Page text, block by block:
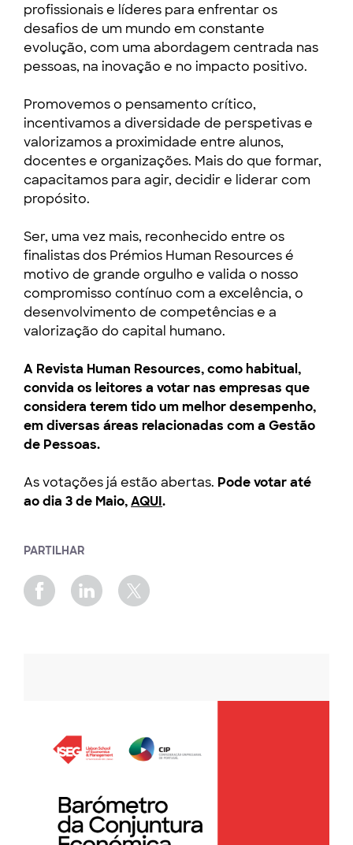
profissionais e líderes para enfrentar os
desafios de um mundo em constante
evolução, com uma abordagem centrada nas
pessoas, na inovação e no impacto positivo.
Promovemos o pensamento crítico,
incentivamos a diversidade de perspetivas e
valorizamos a proximidade entre alunos,
docentes e organizações. Mais do que formar,
capacitamos para agir, decidir e liderar com
propósito.
Ser, uma vez mais, reconhecido entre os
finalistas dos Prémios Human Resources é
motivo de grande orgulho e valida o nosso
compromisso contínuo com a excelência, o
desenvolvimento de competências e a
valorização do capital humano.
A Revista Human Resources, como habitual,
convida os leitores a votar nas empresas que
considera terem tido um melhor desempenho,
em diversas áreas relacionadas com a Gestão
de Pessoas.
As votações já estão abertas. Pode votar até
ao dia 3 de Maio,AQUI.
PARTILHAR